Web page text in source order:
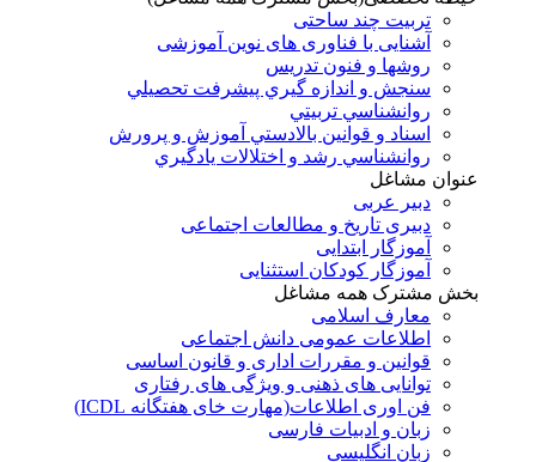
تربیت چند ساحتی
آشنایی با فناوری های نوین آموزشی
روشها و فنون تدريس
سنجش و اندازه گيري پيشرفت تحصيلي
روانشناسي تربيتي
اسناد و قوانين بالادستي آموزش و پرورش
روانشناسي رشد و اختلالات يادگيري
عنوان مشاغل
دبير عربی
دبیری تاریخ و مطالعات اجتماعی
آموزگار ابتدایی
آموزگار کودکان استثنایی
بخش مشترک همه مشاغل
معارف اسلامی
اطلاعات عمومی دانش اجتماعی
قوانین و مقررات اداری و قانون اساسی
توانایی های ذهنی و ویژگی های رفتاری
فن اوری اطلاعات(مهارت خای هفتگانه ICDL)
زبان و ادبیات فارسی
زبان انگلیسی